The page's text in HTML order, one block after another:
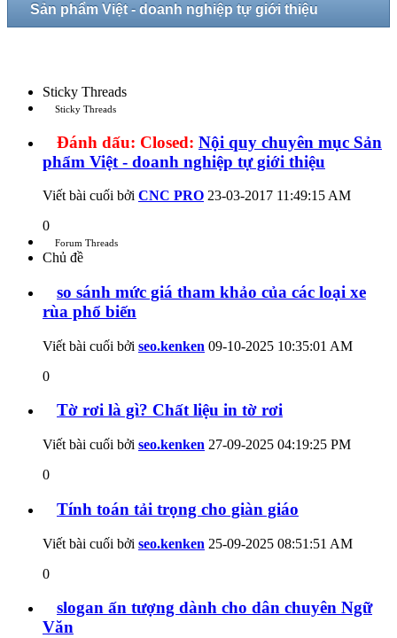
Sản phẩm Việt - doanh nghiệp tự giới thiệu
Sticky Threads
Sticky Threads
Đánh dấu: Closed: Nội quy chuyên mục Sản
phẩm Việt - doanh nghiệp tự giới thiệu
Viết bài cuối bởi CNC PRO 23-03-2017 11:49:15 AM
0
Forum Threads
Chủ đề
so sánh mức giá tham khảo của các loại xe
rùa phổ biến
Viết bài cuối bởi seo.kenken 09-10-2025 10:35:01 AM
0
Tờ rơi là gì? Chất liệu in tờ rơi
Viết bài cuối bởi seo.kenken 27-09-2025 04:19:25 PM
0
Tính toán tải trọng cho giàn giáo
Viết bài cuối bởi seo.kenken 25-09-2025 08:51:51 AM
0
slogan ấn tượng dành cho dân chuyên Ngữ
Văn